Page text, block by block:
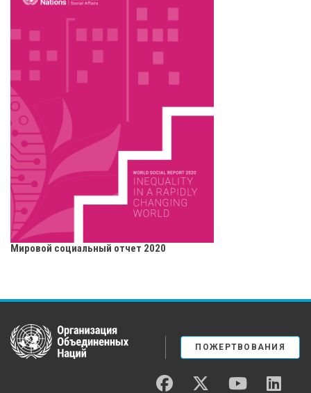
Мировой социальный отчет 2020
United Nations
ПОЖЕРТВОВАНИЯ
facebook twitter youtube